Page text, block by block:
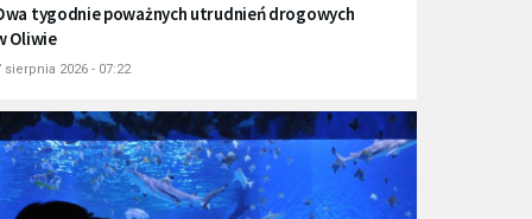
tygodnie poważnych utrudnień drogowych
Oliwie
sierpnia 2026 - 07:22